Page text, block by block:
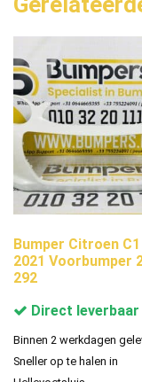
Bumper Citroen
2021 Voorbumper
292
Direct leverbaar
Binnen 2 werkdagen
Sneller op te halen in